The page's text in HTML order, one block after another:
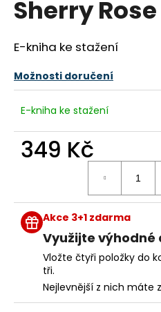
Sherry
E-kniha ke stažení
Možnosti doručení
E-kniha ke stažení
349 Kč
Akce 3+1 zdarma
Využijte výhodné
Vložte čtyři položky do
tři.
Nejlevnější z nich máte
a
í
t
?
HLEDAT
D